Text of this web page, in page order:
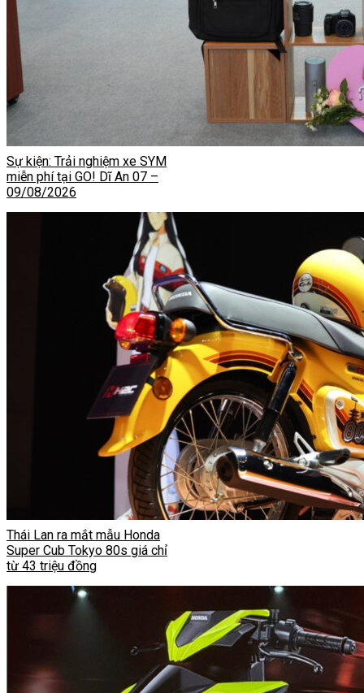
Sự kiện: Trải nghiệm xe SYM
miễn phí tại GO! Dĩ An 07 –
09/08/2026
Thái Lan ra mắt mẫu Honda
Super Cub Tokyo 80s giá chỉ
từ 43 triệu đồng